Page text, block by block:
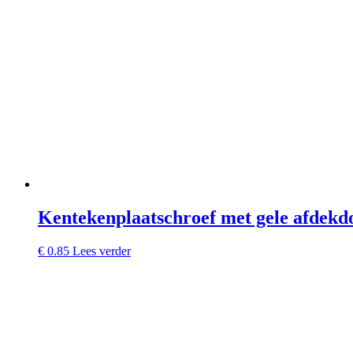
Kentekenplaatschroef met gele
€ 0.85 Lees verder